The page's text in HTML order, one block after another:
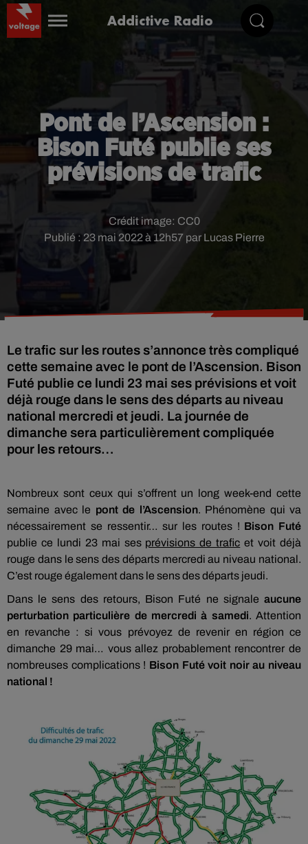
Addictive Radio
Pont de l’Ascension :
Bison Futé publie ses
prévisions de trafic
Publié : 23 mai 2022 à 12h57 par Lucas Pierre
Crédit image: CC0
Le trafic sur les routes s’annonce très compliqué
cette semaine avec le pont de l’Ascension. Bison
Futé publie ce lundi 23 mai ses prévisions et voit
déjà rouge dans le sens des départs au niveau
national mercredi et jeudi. La journée de
dimanche sera particulièrement compliquée
pour les retours…
Nombreux sont ceux qui s’offrent un long week-end cette
semaine avec le pont de l’Ascension. Phénomène qui va
nécessairement se ressentir… sur les routes ! Bison Futé
publie ce lundi 23 mai ses prévisions de trafic et voit déjà
rouge dans le sens des départs mercredi au niveau national.
C’est rouge également dans le sens des départs jeudi.
Dans le sens des retours, Bison Futé ne signale aucune
perturbation particulière de mercredi à samedi. Attention
en revanche : si vous prévoyez de revenir en région ce
dimanche 29 mai… vous allez probablement rencontrer de
nombreuses complications ! Bison Futé voit noir au niveau
national !